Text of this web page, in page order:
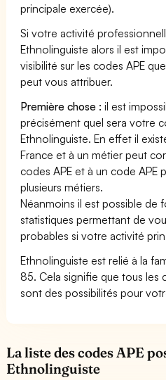
principale exercée).
Si votre activité
Ethnolinguiste alors il est
visibilité sur les codes APE
peut vous attribuer.
Première chose : il est
précisément quel sera votre
Ethnolinguiste. En effet il
France et à un métier peut
codes APE et à un code APE
plusieurs métiers.
Néanmoins il est possible de
statistiques permettant de
probables si votre activité
Ethnolinguiste est relié à la
85. Cela signifie que tous les
sont des possibilités pour
La liste des codes APE
Ethnolinguiste